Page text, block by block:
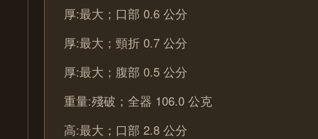
厚:最大；口部 0.6 公分
厚:最大；頸折 0.7 公分
厚:最大；腹部 0.5 公分
重量:殘破；全器 106.0 公克
高:最大；口部 2.8 公分